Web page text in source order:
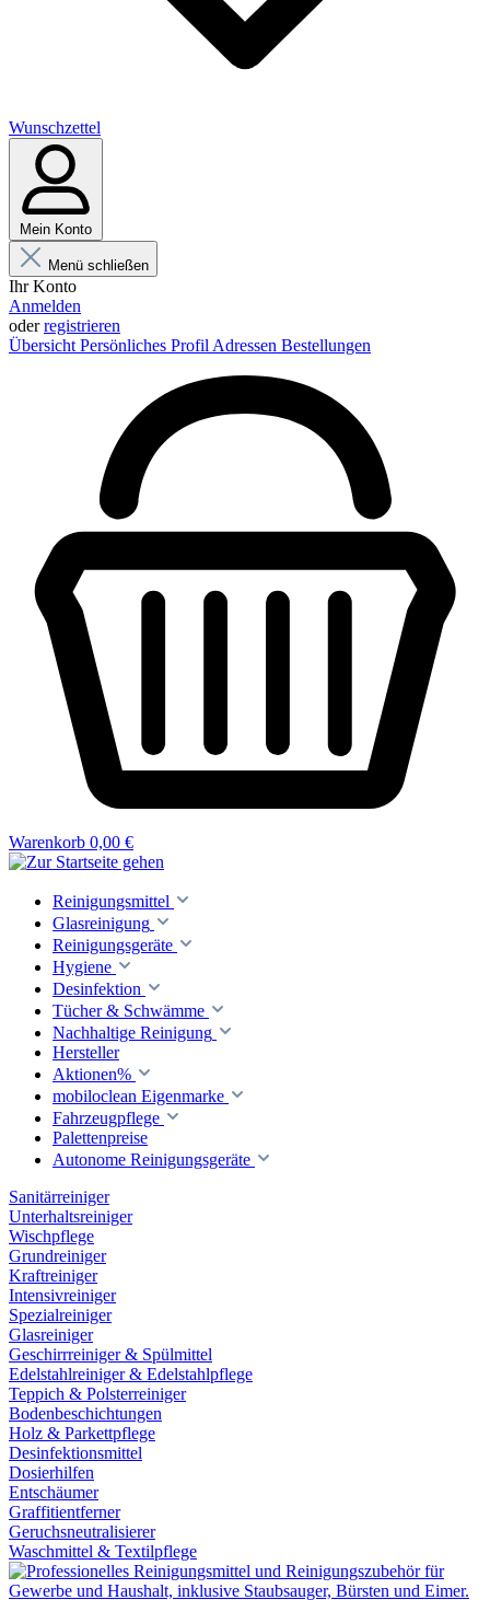
Wunschzettel
Mein Konto
Menü schließen
Ihr Konto
Anmelden
oderregistrieren
Übersicht Persönliches Profil Adressen Bestellungen
Warenkorb 0,00 €
Reinigungsmittel
Glasreinigung
Reinigungsgeräte
Hygiene
Desinfektion
Tücher & Schwämme
Nachhaltige Reinigung
Hersteller
Aktionen%
mobiloclean Eigenmarke
Fahrzeugpflege
Palettenpreise
Autonome Reinigungsgeräte
Sanitärreiniger
Unterhaltsreiniger
Wischpflege
Grundreiniger
Kraftreiniger
Intensivreiniger
Spezialreiniger
Glasreiniger
Geschirrreiniger & Spülmittel
Edelstahlreiniger & Edelstahlpflege
Teppich & Polsterreiniger
Bodenbeschichtungen
Holz & Parkettpflege
Desinfektionsmittel
Dosierhilfen
Entschäumer
Graffitientferner
Geruchsneutralisierer
Waschmittel & Textilpflege